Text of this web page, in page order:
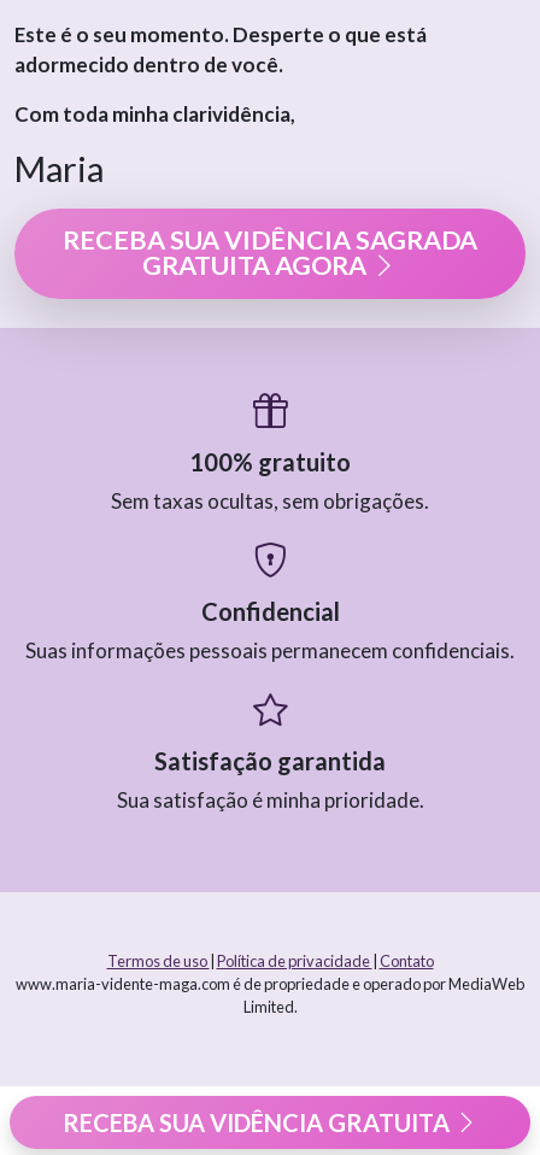
Este é o seu momento. Desperte o que está
adormecido dentro de você.
Com toda minha clarividência,
Maria
RECEBA SUA VIDÊNCIA SAGRADA
GRATUITA AGORA
100% gratuito
Sem taxas ocultas, sem obrigações.
Confidencial
Suas informações pessoais permanecem confidenciais.
Satisfação garantida
Sua satisfação é minha prioridade.
Termos de uso Política de privacidade Contato
www.maria-vidente-maga.com é de propriedade e operado por MediaWeb
Limited.
RECEBA SUA VIDÊNCIA GRATUITA